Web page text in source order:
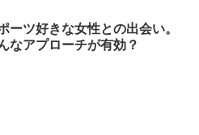
ッキリとした理由を知れば、男性陣
るでしょう。
ーツ好きな女性との出会い。
なアプローチが有効？